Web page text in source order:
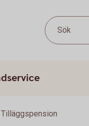
Sök
Tilläggspension